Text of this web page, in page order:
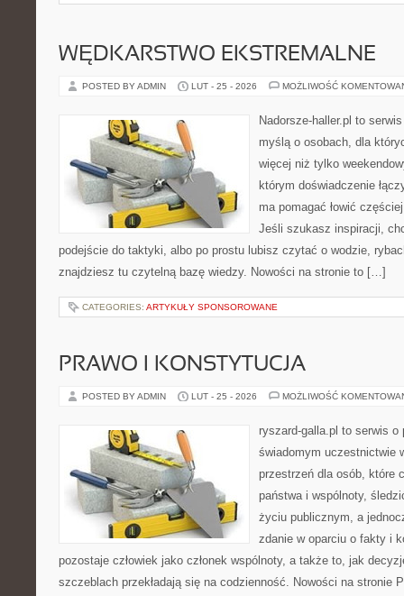
WĘDKARSTWO EKSTREMALNE
POSTED BY ADMIN LUT - 25 - 2026 MOŻLIWOŚĆ
Nadorsze-haller.pl to
myślą o osobach, dla
więcej niż tylko
którym doświadczenie
ma pomagać łowić
Jeśli szukasz inspiracji,
podejście do taktyki, albo po prostu lubisz czytać o wodzie,
znajdziesz tu czytelną bazę wiedzy. Nowości na stronie to […]
CATEGORIES: ARTYKUŁY SPONSOROWANE
PRAWO I KONSTYTUCJA
POSTED BY ADMIN LUT - 25 - 2026 MOŻLIWOŚĆ
ryszard-galla.pl to serwis
świadomym uczestnictwie
przestrzeń dla osób, które
państwa i wspólnoty,
życiu publicznym, a
zdanie w oparciu o fakty i
pozostaje człowiek jako członek wspólnoty, a także to, jak
szczeblach przekładają się na codzienność. Nowości na stronie